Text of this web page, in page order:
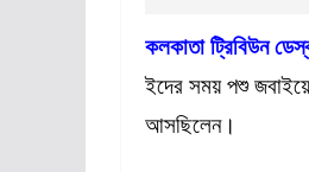
কলকাতা ট্রিবিউন
ইদের সময় পশু
আসছিলেন।